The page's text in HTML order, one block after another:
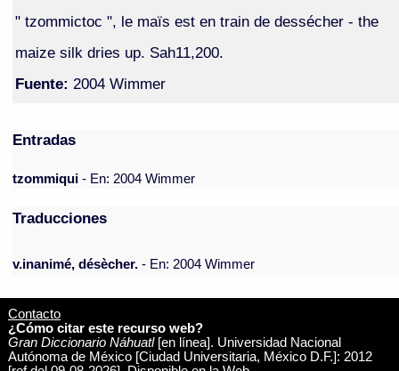
" tzommictoc ", le maïs est en train de dessécher - the
maize silk dries up. Sah11,200.
Fuente: 2004 Wimmer
Entradas
tzommiqui- En: 2004 Wimmer
Traducciones
v.inanimé, désècher. - En: 2004 Wimmer
Contacto
¿Cómo citar este recurso web?
Gran Diccionario Náhuatl[en línea]. Universidad Nacional
Autónoma de México [Ciudad Universitaria, México D.F.]: 2012